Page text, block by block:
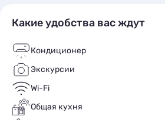
Какие удобства вас ждут
Кондиционер
Экскурсии
Wi-Fi
Общая кухня